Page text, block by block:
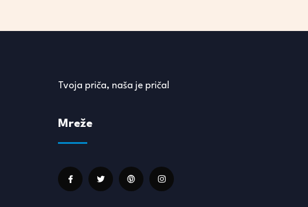
Tvoja priča, naša je priča!
Mreže